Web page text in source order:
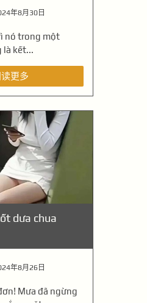
年8月30日
nó trong một
là kết...
更多
dưa chua
年8月26日
Mưa đã ngừng